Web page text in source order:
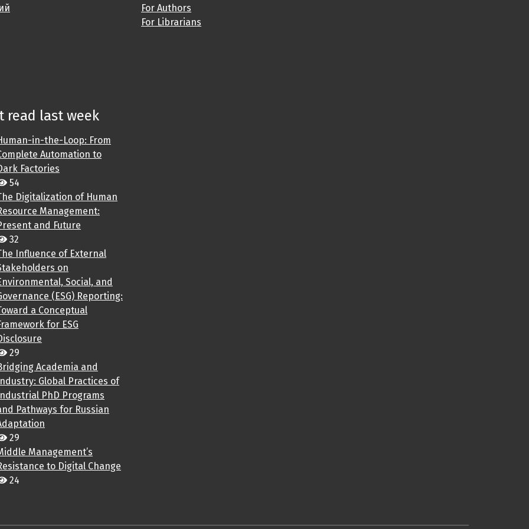
For Authors
For Librarians
read last week
in-the-Loop: From
Automation to
Factories
54
Digitalization of Human
Management:
and Future
32
Influence of External
on
Social, and
(ESG) Reporting:
a Conceptual
for ESG
29
Academia and
Industry: Global Practices of
Industrial PhD Programs
Pathways for Russian
29
Management’s
to Digital Change
24